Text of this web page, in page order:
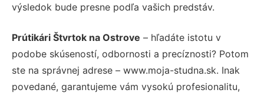
výsledok bude presne podľa vašich predstáv.
Prútikári Štvrtok na Ostrove – hľadáte istotu v
podobe skúseností, odbornosti a precíznosti? Potom
ste na správnej adrese – www.moja-studna.sk. Inak
povedané, garantujeme vám vysokú profesionalitu,